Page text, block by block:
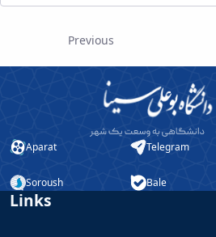
Previous
Aparat Telegram
Soroush Bale
Links